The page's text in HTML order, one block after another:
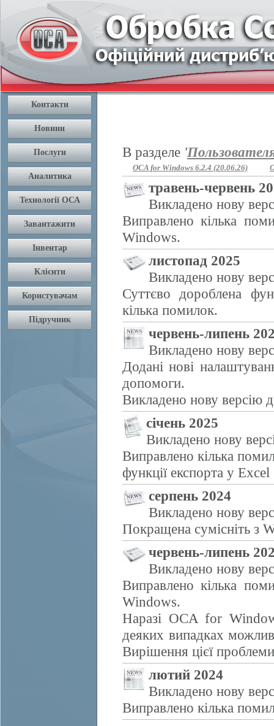
В разделе '
OCA for Windows 6.2.4 (20.06.26)
травень-червень
Викладено нову
Виправлено кілька
Windows.
листопад 2025
Викладено нову
Суттєво дороблена
кілька помилок.
червень-липень
Викладено нову
Додані нові
допомоги.
Викладено нову версію
січень 2025
Викладено нову
Виправлено кілька
функції експорта у Excel
серпень 2024
Викладено нову
Покращена сумісніть з
червень-липень
Викладено нову
Виправлено кілька
Windows.
Наразі OCA for
деяких випадках
Вирішення цієї
лютий 2024
Викладено нову
Виправлено кілька